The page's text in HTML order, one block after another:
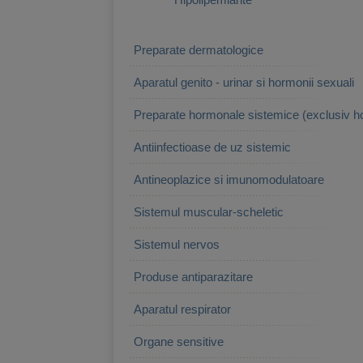
Preparate dermatologice
Aparatul genito - urinar si hormonii sexuali
Preparate hormonale sistemice (exclusiv
Antiinfectioase de uz sistemic
Antineoplazice si imunomodulatoare
Sistemul muscular-scheletic
Sistemul nervos
Produse antiparazitare
Aparatul respirator
Organe sensitive